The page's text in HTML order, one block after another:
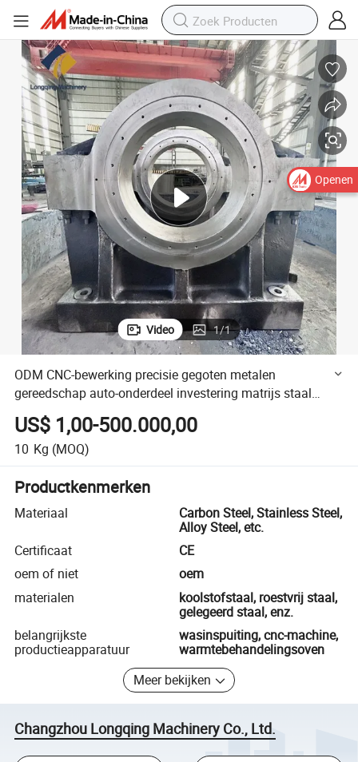
investering matrijs staal metalen verwerking machines gietstukken
ODM CNC-bewerking precisie gegoten metalen gereedschap auto-
Video 1/1
ODM CNC-bewerking precisie gegoten metalen
gereedschap auto-onderdeel investering matrijs staal
metalen verwerking machines gietstukken
US$ 1,00-500.000,00
10 Kg (MOQ)
Productkenmerken
Materiaal
Carbon Steel, Stainless Steel,
Alloy Steel, etc.
Certificaat
CE
oem of niet
oem
materialen
koolstofstaal, roestvrij staal,
gelegeerd staal, enz.
belangrijkste
productieapparatuur
wasinspuiting, cnc-machine,
warmtebehandelingsoven
Meer bekijken
Changzhou Longqing Machinery Co., Ltd.
Openen